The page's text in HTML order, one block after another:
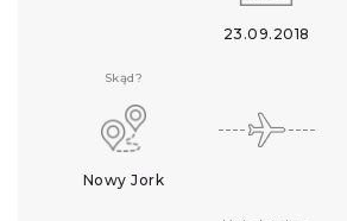
23.09.2018
Skąd?
Nowy Jork